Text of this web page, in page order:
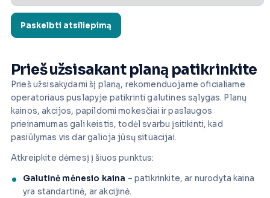
Prieš užsisakant planą patikrinkite
Prieš užsisakydami šį planą, rekomenduojame oficialiame
operatoriaus puslapyje patikrinti galutines sąlygas. Planų
kainos, akcijos, papildomi mokesčiai ir paslaugos
prieinamumas gali keistis, todėl svarbu įsitikinti, kad
pasiūlymas vis dar galioja jūsų situacijai.
Atkreipkite dėmesį į šiuos punktus:
Galutinė mėnesio kaina – patikrinkite, ar nurodyta kaina
yra standartinė, ar akcijinė.